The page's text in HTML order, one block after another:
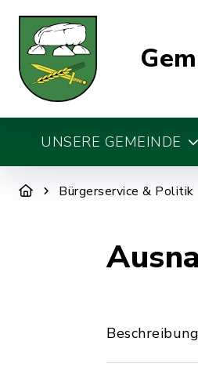
UNSERE GEMEINDE
Bürgerservice & Politik
Beschreibung